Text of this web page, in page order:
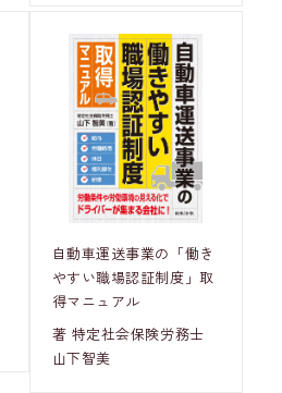
自動車運送事業の「働き
やすい職場認証制度」取
得マニュアル
著 特定社会保険労務士
山下智美